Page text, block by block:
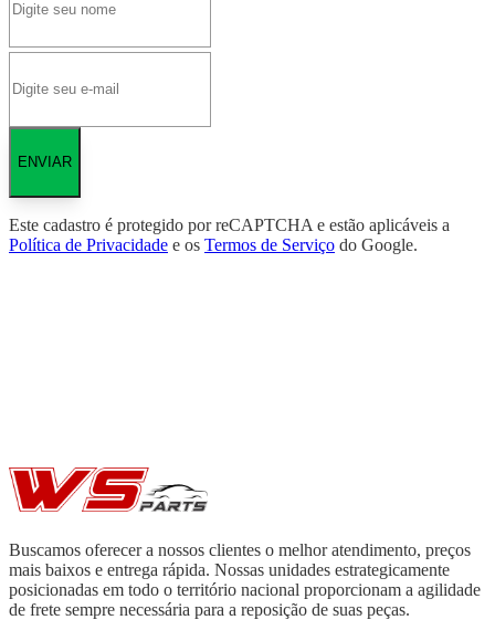
ENVIAR
Este cadastro é protegido por reCAPTCHA e estão aplicáveis a
Política de Privacidade e os Termos de Serviço do Google.
Buscamos oferecer a nossos clientes o melhor atendimento, preços
mais baixos e entrega rápida. Nossas unidades estrategicamente
posicionadas em todo o território nacional proporcionam a agilidade
de frete sempre necessária para a reposição de suas peças.